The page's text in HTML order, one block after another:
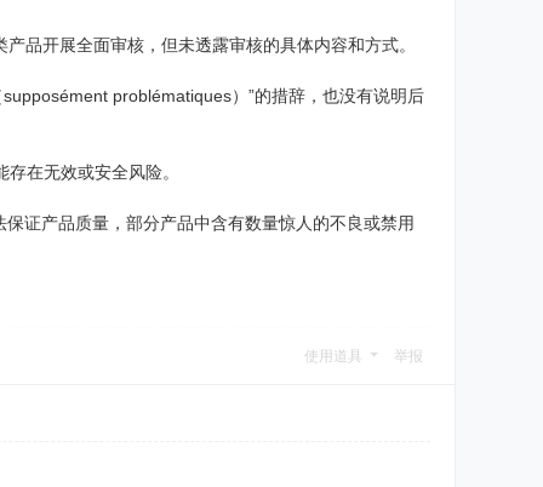
品开展全面审核，但未透露审核的具体内容和方式。
problématiques）”的措辞，也没有说明后
在无效或安全风险。
证产品质量，部分产品中含有数量惊人的不良或禁用
使用道具 举报